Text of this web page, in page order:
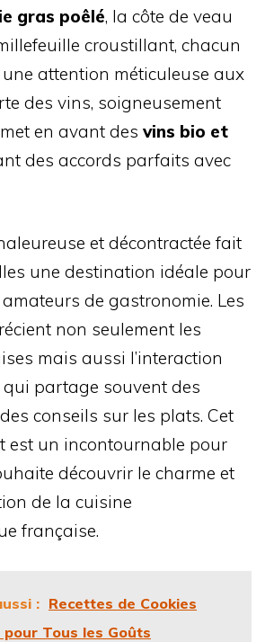
gras poêlé, la côte de veau
croustillant, chacun
attention méticuleuse aux
des vins, soigneusement
en avant des vins bio et
des accords parfaits avec
et décontractée fait
une destination idéale pour
de gastronomie. Les
non seulement les
mais aussi l’interaction
qui partage souvent des
conseils sur les plats. Cet
est un incontournable pour
découvrir le charme et
de la cuisine
française.
: Recettes de Cookies
Tous les Goûts